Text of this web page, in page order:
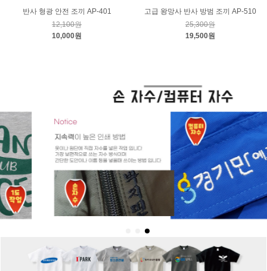
반사 형광 안전 조끼 AP-401
12,100원
10,000원
고급 왕망사 반사 방범 조끼 AP-510
25,300원
19,500원